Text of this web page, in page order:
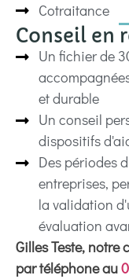
Cotraitance
Conseil en
Un fichier de
et durable
Un conseil
dispositifs
Des périodes
entreprises,
la validation
évaluation
Gilles Teste,
par téléphone au